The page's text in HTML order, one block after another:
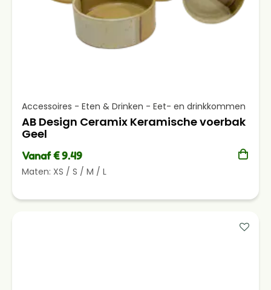
Accessoires - Eten & Drinken - Eet- en drinkkommen
AB Design Ceramix Keramische voerbak
Geel
Vanaf € 9.49
Maten: XS / S / M / L